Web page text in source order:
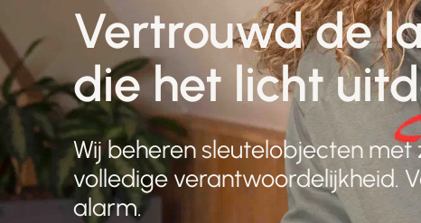
Vertrouwd de
die het licht
Wij beheren sleutelobjecten met
volledige verantwoordelijkheid.
alarm.